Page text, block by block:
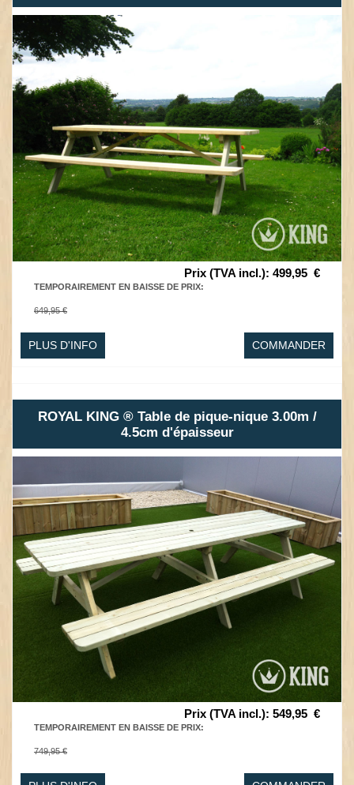
Prix (TVA incl.): 499,95 €
TEMPORAIREMENT EN BAISSE DE PRIX:
649,95 €
PLUS D'INFO COMMANDER
ROYAL KING ® Table de pique-nique 3.00m /
4.5cm d'épaisseur
Prix (TVA incl.): 549,95 €
TEMPORAIREMENT EN BAISSE DE PRIX:
749,95 €